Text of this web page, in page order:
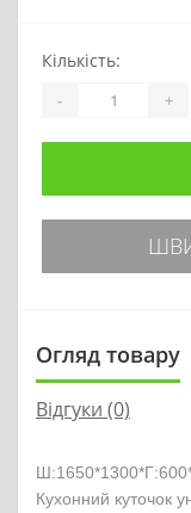
Кількість:
- +
Огляд товару
Відгуки (0)
Кухонний куточок